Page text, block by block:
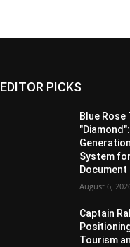
EDITOR PICKS
Blue Rose
System
August 6,
Captain
Tourism